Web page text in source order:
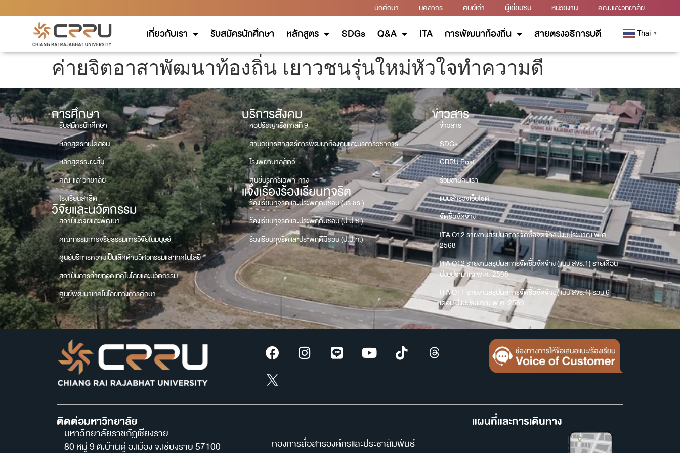
นักศึกษา บุคลากร ศิษย์เก่า ผู้เยี่ยมชม หน่วยงาน คณะและวิทยาลัย
เกี่ยวกับเรา รับสมัครนักศึกษา หลักสูตร SDGs Q&A ITA การพัฒนาท้องถิ่น สายตรงอธิการบดี Thai ▼
ค่ายจิตอาสาพัฒนาท้องถิ่น เยาวชนรุ่นใหม่หัวใจทำความดี
การศึกษา
รับสมัครนักศึกษา
หลักสูตรที่เปิดสอน
หลักสูตรระยะสั้น
คณะและวิทยาลัย
โรงเรียนสาธิต
วิจัยและนวัตกรรม
สถาบันวิจัยและพัฒนา
คณะกรรมการจริยธรรมการวิจัยในมนุษย์
ศูนย์บริการความเป็นเลิศด้านวิศวกรรมและเทคโนโลยี
สถาบันการถ่ายทอดเทคโนโลยีและนวัตกรรม
ศูนย์พัฒนาเทคโนโลยีทางการศึกษา
บริการสังคม
หอปรัชญารัชกาลที่ 9
สำนักยุทธศาสตร์การพัฒนาท้องถิ่นและบริการวิชาการ
โรงพยาบาลสัตว์
ศูนย์บริการเฉพาะทาง
แจ้งเรื่องร้องเรียนทุจริต
ร้องเรียนทุจริตและประพฤติมิชอบ (มร.ชร.)
ร้องเรียนทุจริตและประพฤติมิชอบ (ป.ป.ช.)
ร้องเรียนทุจริตและประพฤติมิชอบ (ป.ป.ท.)
ข่าวสาร
ข่าวสาร
SDGs
CRRU Post
ร่วมงานกับเรา
แบบสำรวจเว็บไซต์
จัดซื้อจัดจ้าง
ITA O12 รายงานสรุปผลการจัดซื้อจัดจ้าง ปีงบประมาณ พ.ศ.
2568
ITA O12 รายงานสรุปผลการจัดซื้อจัดจ้าง (แบบ สขร.1) รายเดือน
ปีงบประมาณ พ.ศ. 2568
ITA O11 รายงานสรุปผลการจัดซื้อจัดจ้าง (แบบ สขร.1) รอบ 6
เดือน ปีงบประมาณ พ.ศ. 2569
ติดต่อมหาวิทยาลัย
มหาวิทยาลัยราชภัฏเชียงราย
80 หมู่ 9 ต.บ้านดู่ อ.เมือง จ.เชียงราย 57100
กองการสื่อสารองค์กรและประชาสัมพันธ์
แผนที่และการเดินทาง